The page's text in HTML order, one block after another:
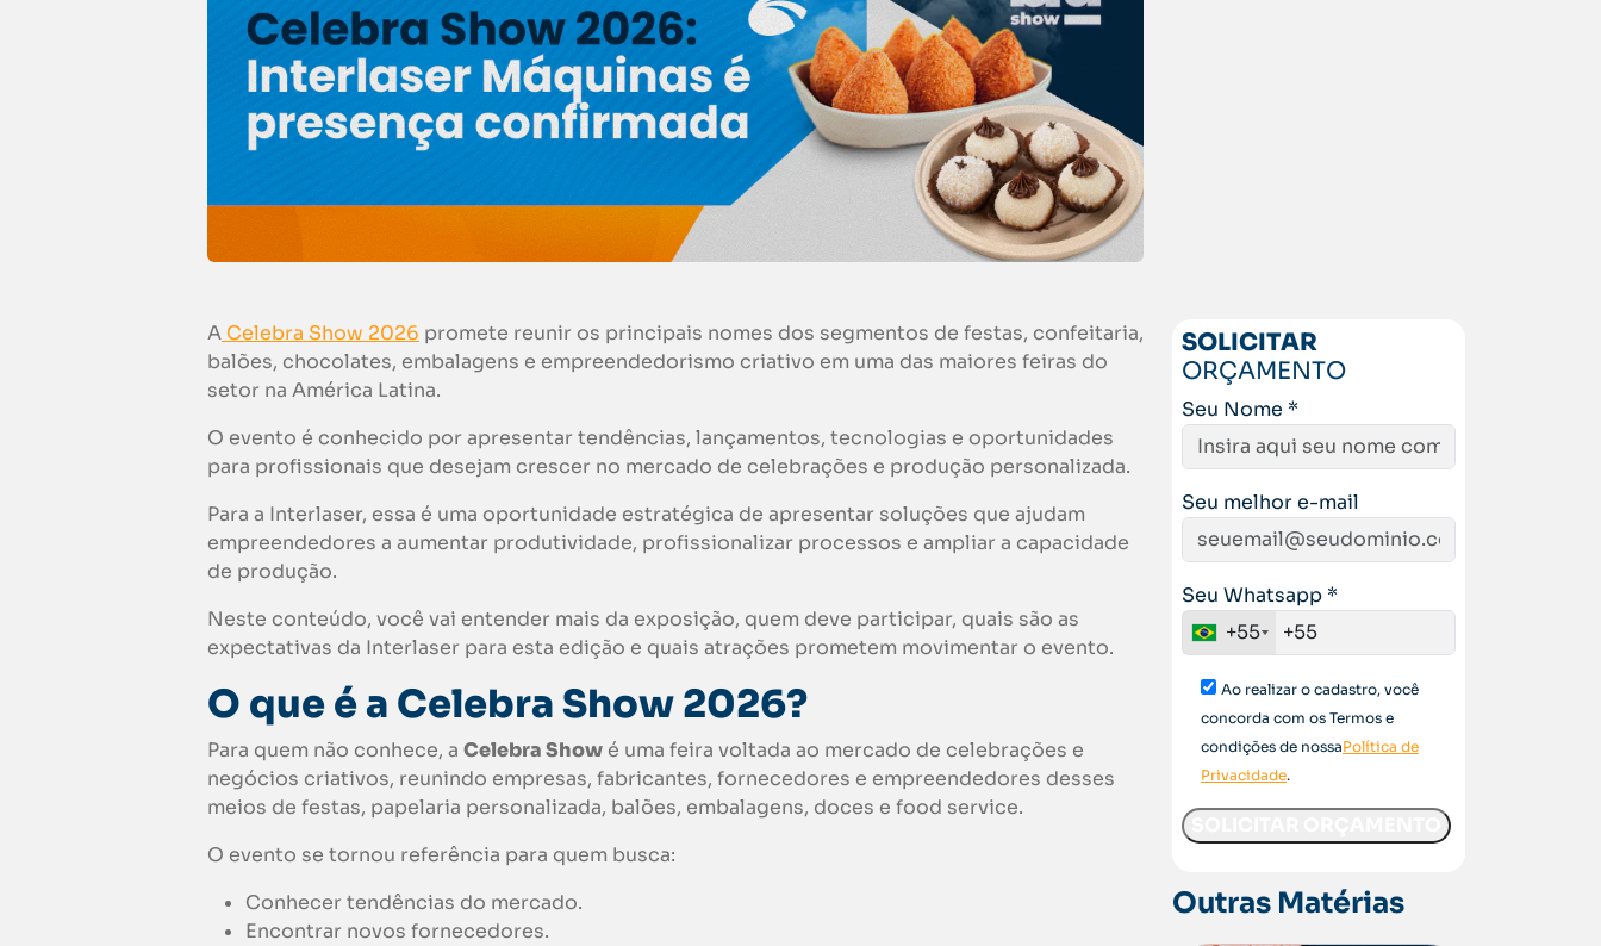
A Celebra Show 2026 promete reunir os principais nomes dos segmentos de festas, confeitaria,
balões, chocolates, embalagens e empreendedorismo criativo em uma das maiores feiras do
setor na América Latina.
O evento é conhecido por apresentar tendências, lançamentos, tecnologias e oportunidades
para profissionais que desejam crescer no mercado de celebrações e produção personalizada.
Para a Interlaser, essa é uma oportunidade estratégica de apresentar soluções que ajudam
empreendedores a aumentar produtividade, profissionalizar processos e ampliar a capacidade
de produção.
Neste conteúdo, você vai entender mais da exposição, quem deve participar, quais são as
expectativas da Interlaser para esta edição e quais atrações prometem movimentar o evento.
O que é a Celebra Show 2026?
Para quem não conhece, a Celebra Show é uma feira voltada ao mercado de celebrações e
negócios criativos, reunindo empresas, fabricantes, fornecedores e empreendedores desses
meios de festas, papelaria personalizada, balões, embalagens, doces e food service.
O evento se tornou referência para quem busca:
Conhecer tendências do mercado.
Encontrar novos fornecedores.
SOLICITAR
ORÇAMENTO
Seu Nome *
Seu melhor e-mail
Seu Whatsapp *
+55
Ao realizar o cadastro, você
concorda com os Termos e
condições de nossaPolítica de
Privacidade.
Outras Matérias